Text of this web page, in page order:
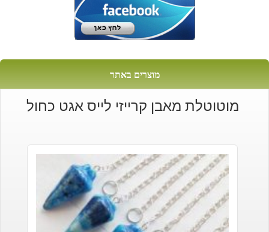
מוצרים באתר
מוטוטלת מאבן קרייזי לייס אגט כחול